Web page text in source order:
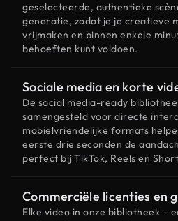
geselecteerde, authentieke
generatie, zodat je je creatieve
vrijmaken en binnen enkele
behoeften kunt voldoen.
Sociale media en korte
De social media-ready
samengesteld voor directe
mobielvriendelijke formats
eerste drie seconden de
perfect bij TikTok, Reels en
Commerciële licenties en
Elke video in onze bibliotheek –